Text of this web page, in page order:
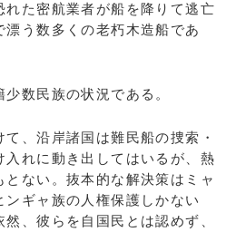
れた密航業者が船を降りて逃亡
漂う数多くの老朽木造船であ
数民族の状況である。
、沿岸諸国は難民船の捜索・
入れに動き出してはいるが、熱
ない。抜本的な解決策はミャ
ンギャ族の人権保護しかない
、彼らを自国民とは認めず、